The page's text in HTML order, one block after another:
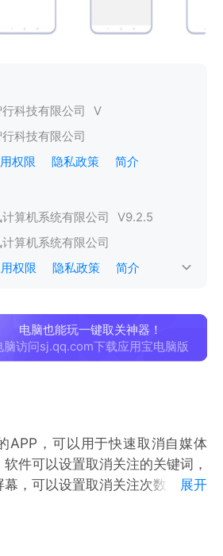
科技有限公司
V
科技有限公司
权限 隐私政策 简介
算机系统有限公司 V9.2.5
算机系统有限公司
权限 隐私政策 简介
电脑也能玩一键取关神器！
脑访问sj.qq.com下载应用宝电脑版
APP，可以用于快速取消自媒体
件可以设置取消关注的关键词，
，可以设置取消关注次数。用户
作。
展开